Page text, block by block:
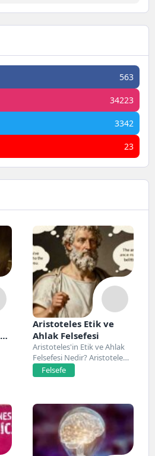
563
34223
3342
23
Aristoteles Etik ve
Ahlak Felsefesi
Aristoteles'in Etik ve Ahlak
Felsefesi Nedir? Aristoteles,
Antik Yunan felsefesinin...
Felsefe